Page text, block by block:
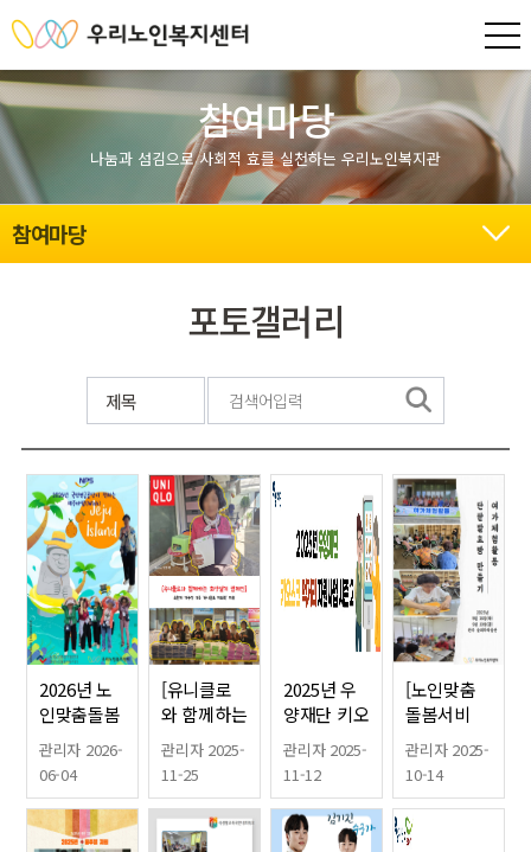
참여마당
나눔과 섬김으로 사회적 효를 실천하는 우리노인복지관
참여마당
포토갤러리
2026년 노
인맞춤돌봄
서비스 [국
민연금이 전
하는 제주바
람wish]
관리자 2026-
06-04
[유니클로
와 함께하는
희망열기 캠
페인] 혹한
기 기능성
의류(히트
텍) 지원
관리자 2025-
11-25
2025년 우
양재단 키오
스크 먹거리
지원사업
(with 우리
노인복지센
터)
관리자 2025-
11-12
[노인맞춤
돌봄서비
스] 여가문
화체험_단
팥발효빵만
들기
관리자 2025-
10-14